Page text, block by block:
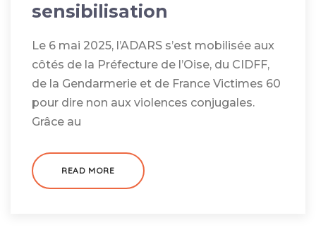
sensibilisation
Le 6 mai 2025, l’ADARS s’est mobilisée aux
côtés de la Préfecture de l’Oise, du CIDFF,
de la Gendarmerie et de France Victimes 60
pour dire non aux violences conjugales.
Grâce au
READ MORE